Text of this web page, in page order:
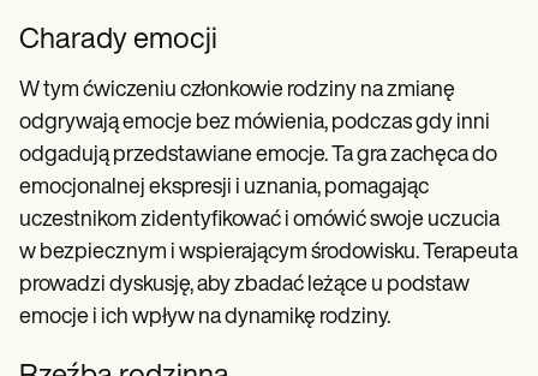
Charady emocji
W tym ćwiczeniu członkowie rodziny na zmianę
odgrywają emocje bez mówienia, podczas gdy inni
odgadują przedstawiane emocje. Ta gra zachęca do
emocjonalnej ekspresji i uznania, pomagając
uczestnikom zidentyfikować i omówić swoje uczucia
w bezpiecznym i wspierającym środowisku. Terapeuta
prowadzi dyskusję, aby zbadać leżące u podstaw
emocje i ich wpływ na dynamikę rodziny.